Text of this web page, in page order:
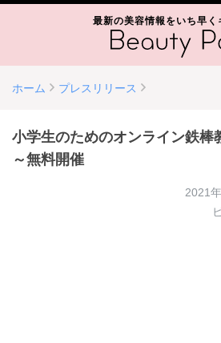
最新の美容情報をいち早く
ホーム プレスリリース
小学生のためのオンライン鉄棒
～無料開催
2021